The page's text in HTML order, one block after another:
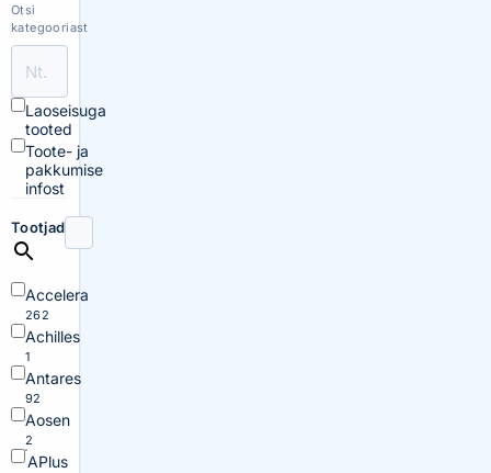
Otsi
kategooriast
Laoseisuga
tooted
Toote- ja
pakkumise
infost
Tootjad
Accelera
262
Achilles
1
Antares
92
Aosen
2
APlus